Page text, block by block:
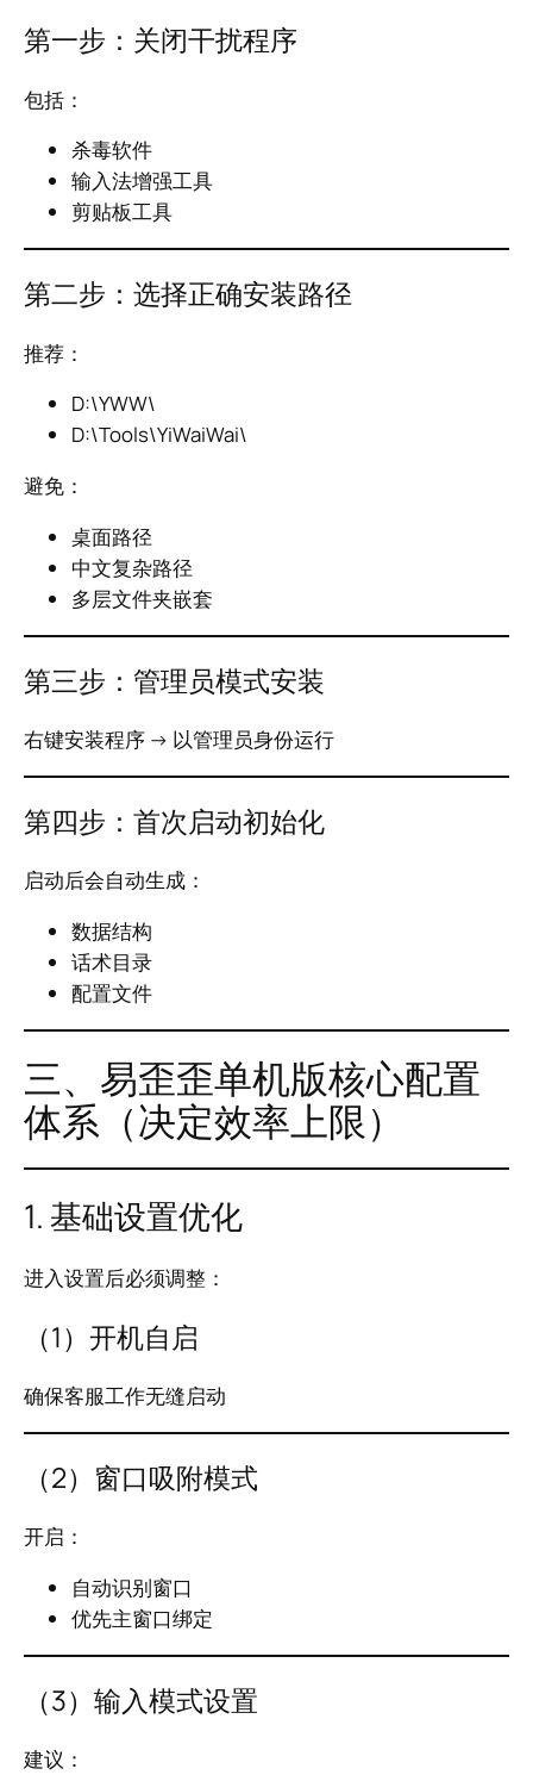
第一步：关闭干扰程序
包括：
杀毒软件
输入法增强工具
剪贴板工具
第二步：选择正确安装路径
推荐：
D:\YWW\
D:\Tools\YiWaiWai\
避免：
桌面路径
中文复杂路径
多层文件夹嵌套
第三步：管理员模式安装
右键安装程序 → 以管理员身份运行
第四步：首次启动初始化
启动后会自动生成：
数据结构
话术目录
配置文件
三、易歪歪单机版核心配置
体系（决定效率上限）
1. 基础设置优化
进入设置后必须调整：
（1）开机自启
确保客服工作无缝启动
（2）窗口吸附模式
开启：
自动识别窗口
优先主窗口绑定
（3）输入模式设置
建议：